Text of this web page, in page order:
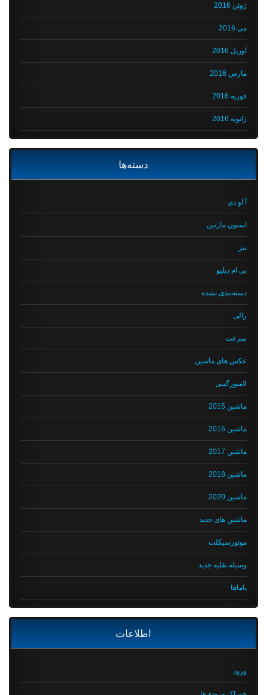
ژوئن 2016
می 2016
آوریل 2016
مارس 2016
فوریه 2016
ژانویه 2016
دسته‌ها
آ او دی
استون مارتین
بی ام دبلیو
دسته‌بندی نشده
رالی
سرعت
عکس های ماشین
لامبورگینی
ماشین 2015
ماشین 2016
ماشین 2017
ماشین 2018
ماشین 2020
ماشین های جدید
موتورسیکلت
وسیله نقلیه جدید
یاماها
اطلاعات
ورود